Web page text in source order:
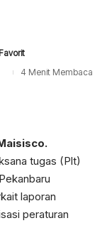
4 Menit Membaca
tugas (Plt)
laporan
peraturan